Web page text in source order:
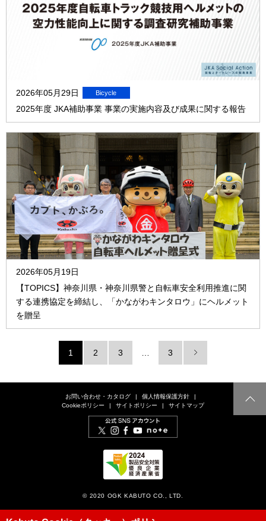
2026年05月29日
2025年度 JKA補助事業 事業の実施内容及び成果に関する報告
2026年05月19日
【TOPICS】神奈川県・神奈川県警と自転車安全利用推進に関
する連携協定を締結し、「かながわキンタロウ」にヘルメット
を贈呈
1 2 3 3
お問い合わせ・カタログ
個人情報保護方針
Cookieポリシー
サイトポリシー サイトマップ
© 2020 OGK KABUTO CO., LTD.